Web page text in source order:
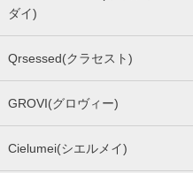
ダイ)
Qrsessed(クラセスト)
GROVI(グロヴィー)
Cielumei(シエルメイ)